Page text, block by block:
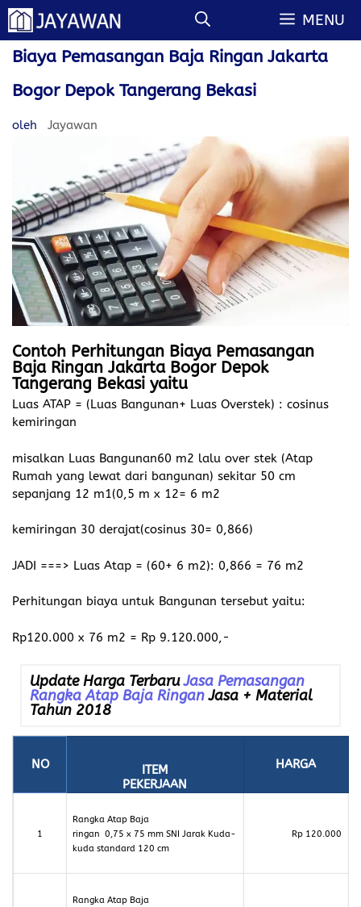
Langsung
ke
isi
MENU
Biaya Pemasangan Baja Ringan Jakarta
Bogor Depok Tangerang Bekasi
oleh Jayawan
Contoh Perhitungan Biaya Pemasangan
Baja Ringan Jakarta Bogor Depok
Tangerang Bekasi yaitu
Luas ATAP = (Luas Bangunan+ Luas Overstek) : cosinus
kemiringan
misalkan Luas Bangunan60 m2 lalu over stek (Atap
Rumah yang lewat dari bangunan) sekitar 50 cm
sepanjang 12 m1(0,5 m x 12= 6 m2
kemiringan 30 derajat(cosinus 30= 0,866)
JADI ===> Luas Atap = (60+ 6 m2): 0,866 = 76 m2
Perhitungan biaya untuk Bangunan tersebut yaitu:
Rp120.000 x 76 m2 = Rp 9.120.000,-
Update Harga TerbaruJasa Pemasangan
Rangka Atap Baja RinganJasa + Material
Tahun 2018
NO
ITEM
PEKERJAAN
HARGA
1
Rangka Atap Baja
ringan 0,75 x 75 mm SNI Jarak Kuda-
kuda standard 120 cm
Rp 120.000
Rangka Atap Baja